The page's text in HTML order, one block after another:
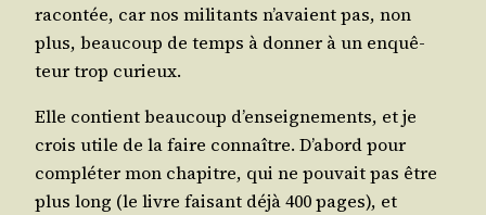
racon­tée, car nos mili­tants n’a­vaient pas, non
plus, beau­coup de temps à don­ner à un enquê­
teur trop curieux.
Elle contient beau­coup d’en­sei­gne­ments, et je
crois utile de la faire connaître. D’a­bord pour
com­plé­ter mon cha­pitre, qui ne pou­vait pas être
plus long (le livre fai­sant déjà 400 pages), et